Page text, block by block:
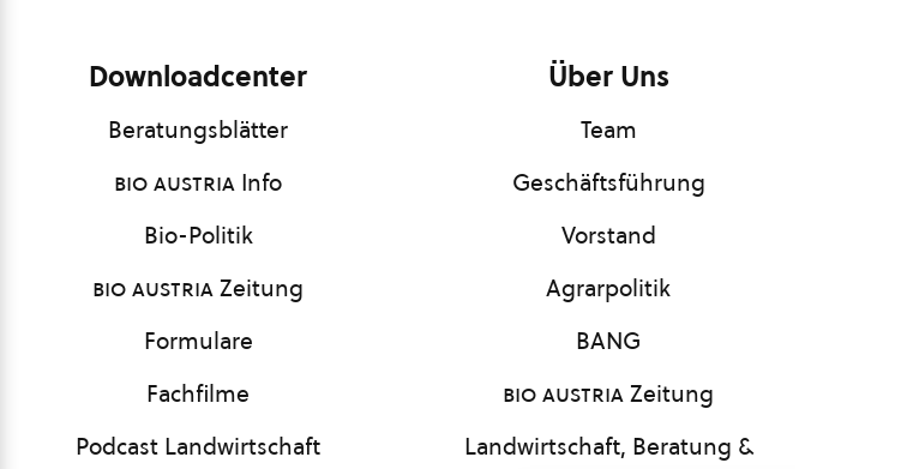
Downloadcenter
Beratungsblätter
bio austria Info
Bio-Politik
bio austriaZeitung
Formulare
Fachfilme
Podcast Landwirtschaft
Über Uns
Team
Geschäftsführung
Vorstand
Agrarpolitik
BANG
bio austriaZeitung
Landwirtschaft, Beratung &